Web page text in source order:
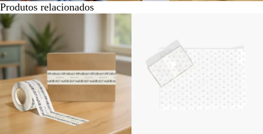
Produtos relacionados
Novas opções